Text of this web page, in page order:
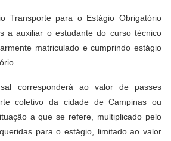
Transporte para o Estágio Obrigatório
a auxiliar o estudante do curso técnico
matriculado e cumprindo estágio
corresponderá ao valor de passes
coletivo da cidade de Campinas ou
a que se refere, multiplicado pelo
para o estágio, limitado ao valor